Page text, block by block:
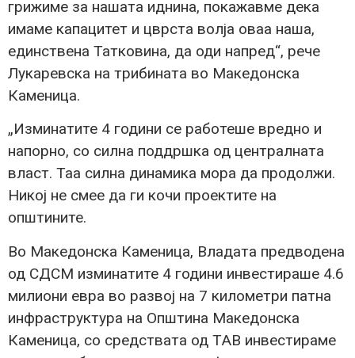
грижиме за нашата иднина, покажавме дека
имаме капацитет и цврста волја оваа наша,
единствена Татковина, да оди напред“, рече
Лукаревска на трибината во Македонска
Каменица.
„Изминатите 4 години се работеше вредно и
напорно, со силна поддршка од централната
власт. Таа силна динамика мора да продолжи.
Никој не смее да ги кочи проектите на
општините.
Во Македонска Каменица, Владата предводена
од СДСМ изминатите 4 години инвестираше 4.6
милиони евра во развој на 7 километри патна
инфраструктура на Општина Македонска
Каменица, со средствата од ТАВ инвестираме